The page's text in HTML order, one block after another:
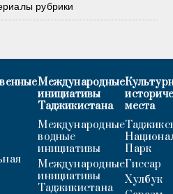
рубрики
Международные
инициативы
Таджикистана
Международные
водные
инициативы
Международные
инициативы
Таджикистана
места
Парк
Гиссар
Хулбук